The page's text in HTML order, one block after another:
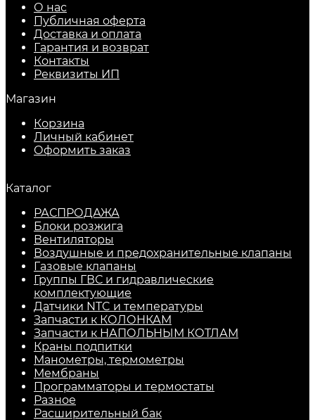
О нас
Публичная оферта
Доставка и оплата
Гарантия и возврат
Контакты
Реквизиты ИП
Магазин
Корзина
Личный кабинет
Оформить заказ
Каталог
РАСПРОДАЖА
Блоки розжига
Вентиляторы
Воздушные и предохранительные клапаны
Газовые клапаны
Группы ГВС и гидравлические
комплектующие
Датчики NTC и температуры
Запчасти к КОЛОНКАМ
Запчасти к НАПОЛЬНЫМ КОТЛАМ
Краны подпитки
Манометры, термометры
Мембраны
Программаторы и термостаты
Разное
Расширительный бак